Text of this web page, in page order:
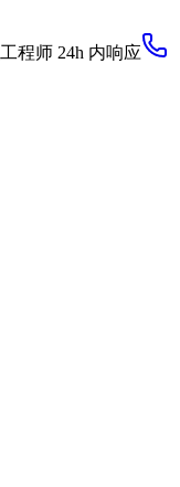
工程师 24h 内响应